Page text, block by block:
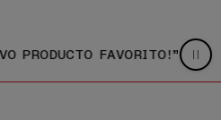
FAVORITO!” LAUREN